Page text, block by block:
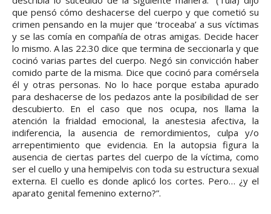
que pensó cómo deshacerse del cuerpo y que cometió su
crimen pensando en la mujer que ‘troceaba’ a sus víctimas
y se las comía en compañía de otras amigas. Decide hacer
lo mismo. A las 22.30 dice que termina de seccionarla y que
cocinó varias partes del cuerpo. Negó sin convicción haber
comido parte de la misma. Dice que cocinó para comérsela
él y otras personas. No lo hace porque estaba apurado
para deshacerse de los pedazos ante la posibilidad de ser
descubierto. En el caso que nos ocupa, nos llama la
atención la frialdad emocional, la anestesia afectiva, la
indiferencia, la ausencia de remordimientos, culpa y/o
arrepentimiento que evidencia. En la autopsia figura la
ausencia de ciertas partes del cuerpo de la víctima, como
ser el cuello y una hemipelvis con toda su estructura sexual
externa. El cuello es donde aplicó los cortes. Pero… ¿y el
aparato genital femenino externo?”.